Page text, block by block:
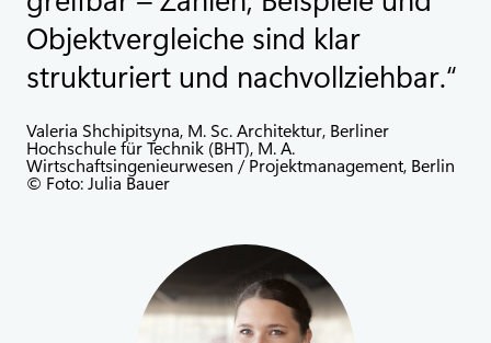
Objektvergleiche sind klar
strukturiert und nachvollziehbar.
Valeria Shchipitsyna, M. Sc. Architektur, Berliner
Hochschule für Technik (BHT), M. A.
Wirtschaftsingenieurwesen / Projektmanagement, Berlin
© Foto: Julia Bauer